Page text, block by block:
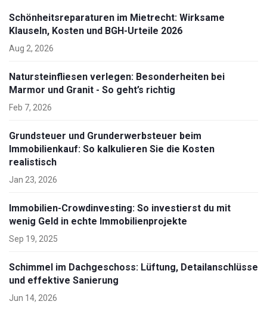
Schönheitsreparaturen im Mietrecht: Wirksame
Klauseln, Kosten und BGH-Urteile 2026
Aug 2, 2026
Natursteinfliesen verlegen: Besonderheiten bei
Marmor und Granit - So geht’s richtig
Feb 7, 2026
Grundsteuer und Grunderwerbsteuer beim
Immobilienkauf: So kalkulieren Sie die Kosten
realistisch
Jan 23, 2026
Immobilien-Crowdinvesting: So investierst du mit
wenig Geld in echte Immobilienprojekte
Sep 19, 2025
Schimmel im Dachgeschoss: Lüftung, Detailanschlüsse
und effektive Sanierung
Jun 14, 2026